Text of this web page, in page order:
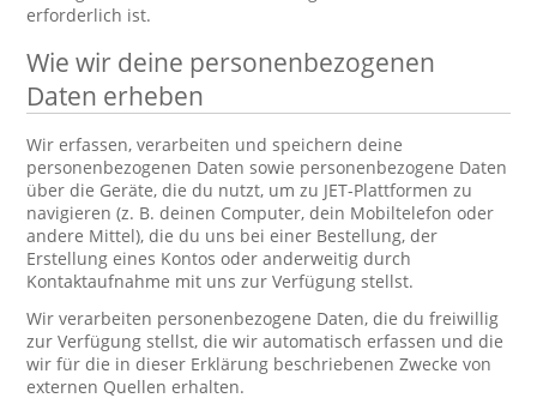
erforderlich ist.
Wie wir deine personenbezogenen
Daten erheben
Wir erfassen, verarbeiten und speichern deine
personenbezogenen Daten sowie personenbezogene Daten
über die Geräte, die du nutzt, um zu JET-Plattformen zu
navigieren (z. B. deinen Computer, dein Mobiltelefon oder
andere Mittel), die du uns bei einer Bestellung, der
Erstellung eines Kontos oder anderweitig durch
Kontaktaufnahme mit uns zur Verfügung stellst.
Wir verarbeiten personenbezogene Daten, die du freiwillig
zur Verfügung stellst, die wir automatisch erfassen und die
wir für die in dieser Erklärung beschriebenen Zwecke von
externen Quellen erhalten.